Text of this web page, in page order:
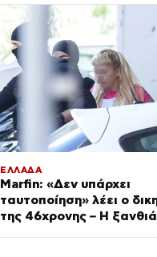
ΕΛΛΑΔΑ
Marfin: «Δεν υπάρχει
ταυτοποίηση» λέει ο
της 46χρονης – Η